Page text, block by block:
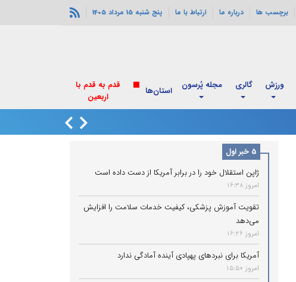
برچسب ها درباره ما ارتباط با ما پنج شنبه 15 مرداد 1405
ورزش گالری مجله پُرسون استان‌ها
قدم به قدم با
اربعین
5 خبر اول
ژاپن استقلال خود را در برابر آمریکا از دست داده است
امروز 16:38
تقویت آموزش پزشکی، کیفیت خدمات سلامت را افزایش
می‌دهد
امروز 16:26
آمریکا برای نبردهای پهپادی آینده آمادگی ندارد
امروز 15:50